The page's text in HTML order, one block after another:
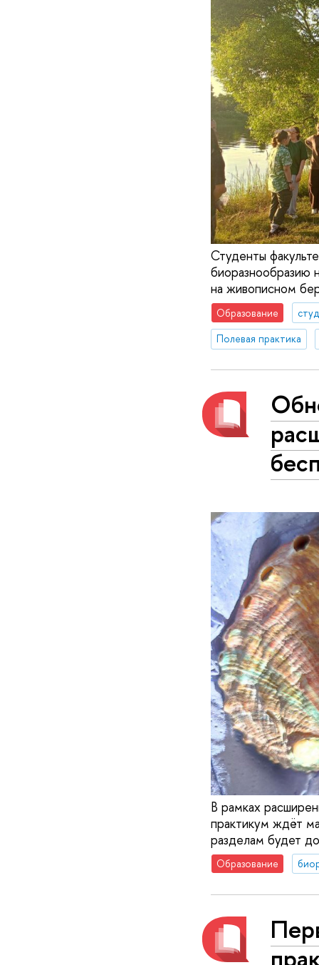
Студенты
биоразнообразию
на живописном
Образование
Полевая практика
В рамках
практикум ждёт
разделам будет
Образование